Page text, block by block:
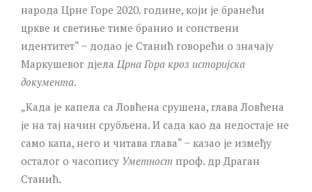
народа Црне Горе 2020. године, који је бранећи
цркве и светиње тиме бранио и сопствени
идентитет“ ̶ додао је Станић говорећи о значају
Маркушевог дјела Црна Гора кроз историјска
документа.
„Када је капела са Ловћена срушена, глава Ловћена
је на тај начин срубљена. И сада као да недостаје не
само капа, него и читава глава“ ̶ казао је између
осталог о часопису Уметност проф. др Драган
Станић.